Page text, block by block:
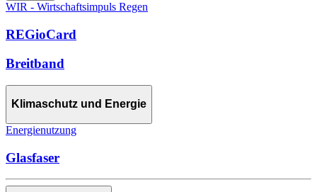
WIR - Wirtschaftsimpuls Regen
REGioCard
Breitband
Klimaschutz und Energie
Energienutzung
Glasfaser